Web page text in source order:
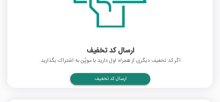
ارسال کد تخفیف
اگر کد تخفیف دیگری از همراه اول دارید با موپُن به اشتراک بگذارید.
ارسال کد تخفیف